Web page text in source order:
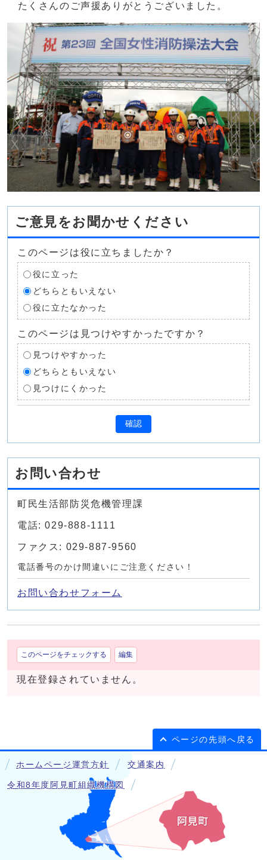
たくさんのご声援ありがとうございました。
ご意見をお聞かせください
このページは役に立ちましたか？
役に立った
どちらともいえない
役に立たなかった
このページは見つけやすかったですか？
見つけやすかった
どちらともいえない
見つけにくかった
確認
お問い合わせ
町民生活部防災危機管理課
電話: 029-888-1111
ファクス: 029-887-9560
電話番号のかけ間違いにご注意ください！
お問い合わせフォーム
このページをチェックする 編集
現在登録されていません。
ページの先頭へ戻る
ホームページ運営方針 交通案内
令和8年度阿見町組織機構図